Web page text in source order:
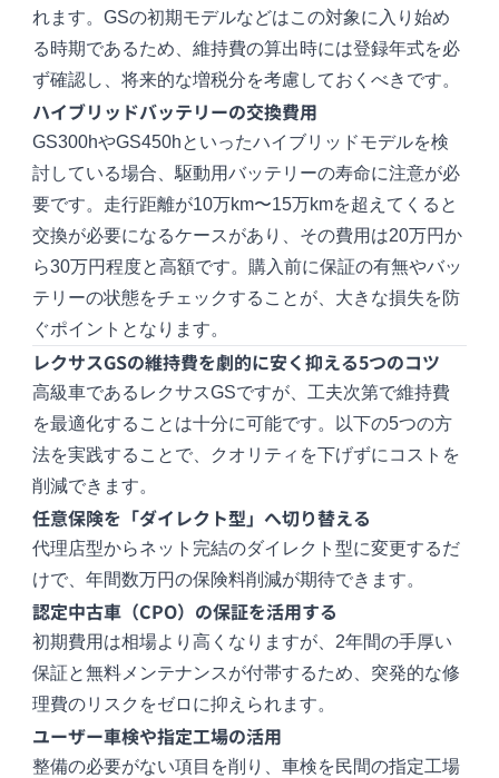
れます。GSの初期モデルなどはこの対象に入り始め
る時期であるため、維持費の算出時には登録年式を必
ず確認し、将来的な増税分を考慮しておくべきです。
ハイブリッドバッテリーの交換費用
GS300hやGS450hといったハイブリッドモデルを検
討している場合、駆動用バッテリーの寿命に注意が必
要です。走行距離が10万km〜15万kmを超えてくると
交換が必要になるケースがあり、その費用は20万円か
ら30万円程度と高額です。購入前に保証の有無やバッ
テリーの状態をチェックすることが、大きな損失を防
ぐポイントとなります。
レクサスGSの維持費を劇的に安く抑える5つのコツ
高級車であるレクサスGSですが、工夫次第で維持費
を最適化することは十分に可能です。以下の5つの方
法を実践することで、クオリティを下げずにコストを
削減できます。
任意保険を「ダイレクト型」へ切り替える
代理店型からネット完結のダイレクト型に変更するだ
けで、年間数万円の保険料削減が期待できます。
認定中古車（CPO）の保証を活用する
初期費用は相場より高くなりますが、2年間の手厚い
保証と無料メンテナンスが付帯するため、突発的な修
理費のリスクをゼロに抑えられます。
ユーザー車検や指定工場の活用
整備の必要がない項目を削り、車検を民間の指定工場